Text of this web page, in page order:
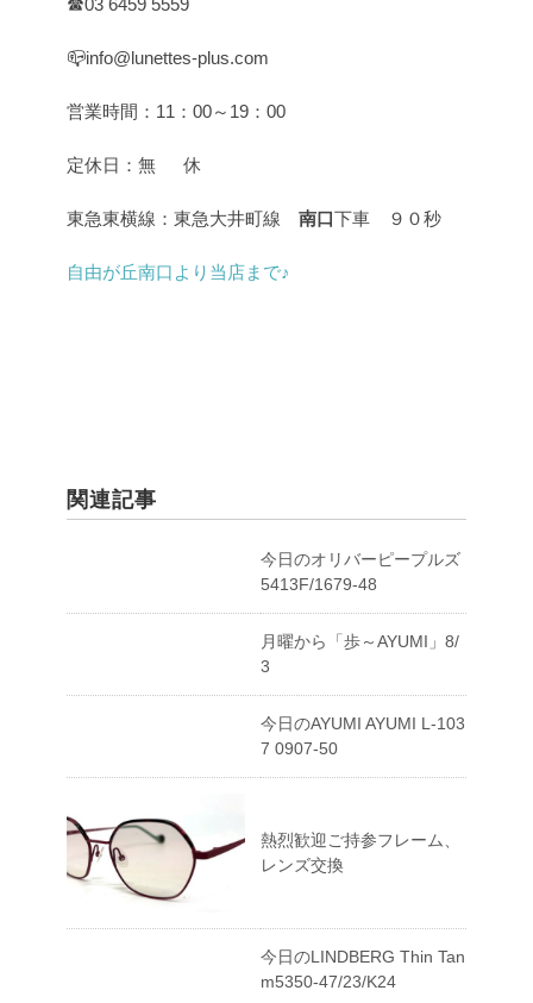
📪info@lunettes-plus.com
営業時間：11：00～19：00
定休日：無 休
東急東横線：東急大井町線 南口下車 ９０秒
自由が丘南口より当店まで♪
関連記事
今日のオリバーピープルズ
5413F/1679-48
月曜から「歩～AYUMI」8/
3
今日のAYUMI AYUMI L-103
7 0907-50
熱烈歓迎ご持参フレーム、
レンズ交換
今日のLINDBERG Thin Tan
m5350-47/23/K24